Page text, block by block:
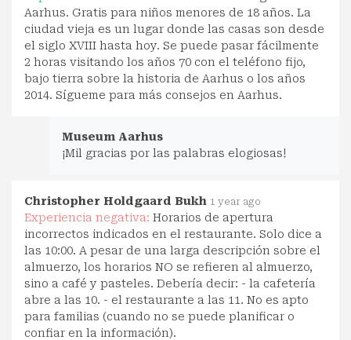
Aarhus. Gratis para niños menores de 18 años. La
ciudad vieja es un lugar donde las casas son desde
el siglo XVIII hasta hoy. Se puede pasar fácilmente
2 horas visitando los años 70 con el teléfono fijo,
bajo tierra sobre la historia de Aarhus o los años
2014. Sígueme para más consejos en Aarhus.
Museum Aarhus
¡Mil gracias por las palabras elogiosas!
Christopher Holdgaard Bukh 1 year ago
Experiencia negativa: Horarios de apertura
incorrectos indicados en el restaurante. Solo dice a
las 10:00. A pesar de una larga descripción sobre el
almuerzo, los horarios NO se refieren al almuerzo,
sino a café y pasteles. Debería decir: - la cafetería
abre a las 10. - el restaurante a las 11. No es apto
para familias (cuando no se puede planificar o
confiar en la información).